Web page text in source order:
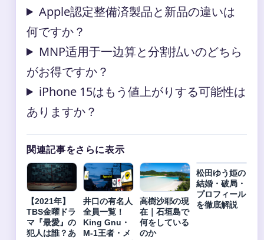
Apple認定整備済製品と新品の違いは
何ですか？
MNP适用于一边算と分割払いのどちら
がお得ですか？
iPhone 15はもう値上がりする可能性は
ありますか？
関連記事をさらに表示
【2021年】
TBS金曜ドラ
マ『最愛』の
犯人は誰？あ
井口の有名人
全員一覧！
King Gnu・
M-1王者・メ
高樹沙耶の現
在｜石垣島で
何をしている
のか
松田ゆう姫の
結婚・破局・
プロフィール
を徹底解説